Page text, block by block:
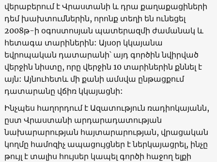
վերաբերում է Վրաստանի և դրա քաղաքացիների
դեմ խախտումներին, որոնք տեղի են ունեցել
2008թ-ի օգոստոսյան պատերազմի ժամանակ և
հետագա տարիներին: Այսօր կկայանա
եվրոպական դատարանի՝ այդ գործին նվիրված
վերջին նիստը, որը վերջին 10 տարիներին քննել է
այն: Այնուհետև մի քանի ամսվա ընթացքում
դատարանը վճիռ կկայացնի:
Ինչպես հաղորդում է Ազատություն ռադիոկայանն,
ըստ Վրաստանի արդարադատության
նախարարության հայտարարության, վրացական
կողմը համոզիչ ապացույցներ է ներկայացրել, ինչը
թույլ է տալիս հույսեր կապել գործի հաջող ելքի